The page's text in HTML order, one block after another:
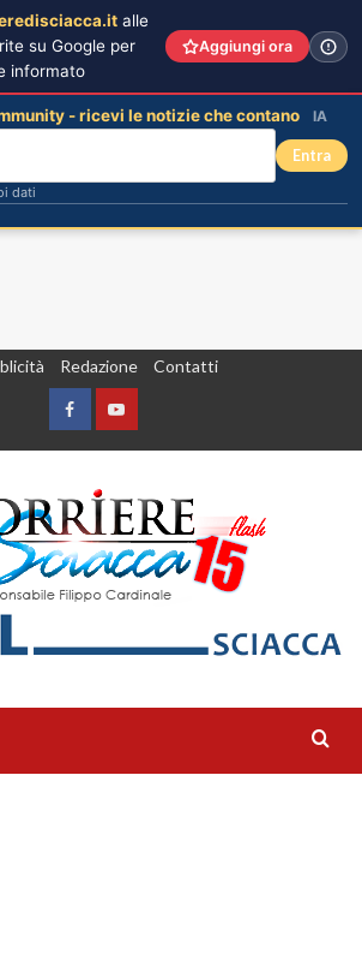
Redazione Contatti
FacebookYountube
alle
su Google per
informato
Aggiungi ora
- ricevi le notizie che contano IA
Entra
dati